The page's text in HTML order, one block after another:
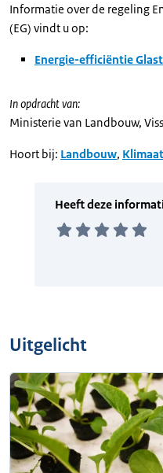
Informatie over de regeling
(EG) vindt u op:
Energie-efficiëntie
In opdracht van:
Ministerie van Landbouw,
Hoort bij: Landbouw,
Uitgelicht